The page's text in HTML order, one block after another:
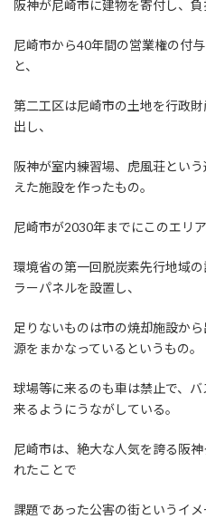
阪神が尼崎市に建物を寄付し、
尼崎市から40年間の営業権の付
と、
第二工区は尼崎市の土地を行政
出し、
阪神が室内練習場、虎風荘とい
えた施設を作ったもの。
尼崎市が2030年までにこのエリ
環境省の第一回脱炭素先行地域
ラーパネルを設置し、
足りないものは市の焼却施設か
源をまかなっているというもの。
球場等に来るのも車は禁止で、
来るようにうながしている。
尼崎市は、絶大な人気を誇る阪
れたことで
課題であった公害の街というイ